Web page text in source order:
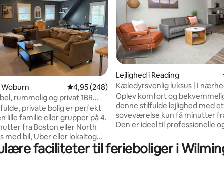
bedømmelse, 127 omtaler
Woburn 4,95 ud af 5 i gennemsnitlig bedømmelse,
4,95 (248)
rummelig og privat 1BR
private bolig er perfekt
lille familie eller grupper på 4.
fra Boston eller North
med bil, Uber eller lokaltog
udflugter i Boston, Salem-
Ann-antikviteter,
Lejlighed i Reading
Kæledyrsvenlig luksus | I
Boston + parkering
Oplev komfort og
denne stilfulde lejlighed med et
soveværelse kun få minutter
Den er ideel til professionelle
hvidt sengetøj. – Et moderne
badeværelse med en
faciliteter til ferieboliger i